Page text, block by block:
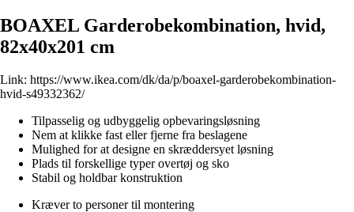
BOAXEL Garderobekombination, hvid,
82x40x201 cm
Link: https://www.ikea.com/dk/da/p/boaxel-garderobekombination-
hvid-s49332362/
Tilpasselig og udbyggelig opbevaringsløsning
Nem at klikke fast eller fjerne fra beslagene
Mulighed for at designe en skræddersyet løsning
Plads til forskellige typer overtøj og sko
Stabil og holdbar konstruktion
Kræver to personer til montering